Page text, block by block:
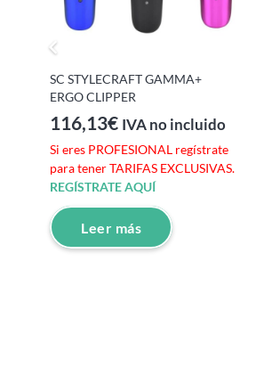
SC STYLECRAFT GAMMA+
ERGO CLIPPER
116,13€ IVA no incluido
Si eres PROFESIONAL regístrate
para tener TARIFAS EXCLUSIVAS.
REGÍSTRATE AQUÍ
Leer más